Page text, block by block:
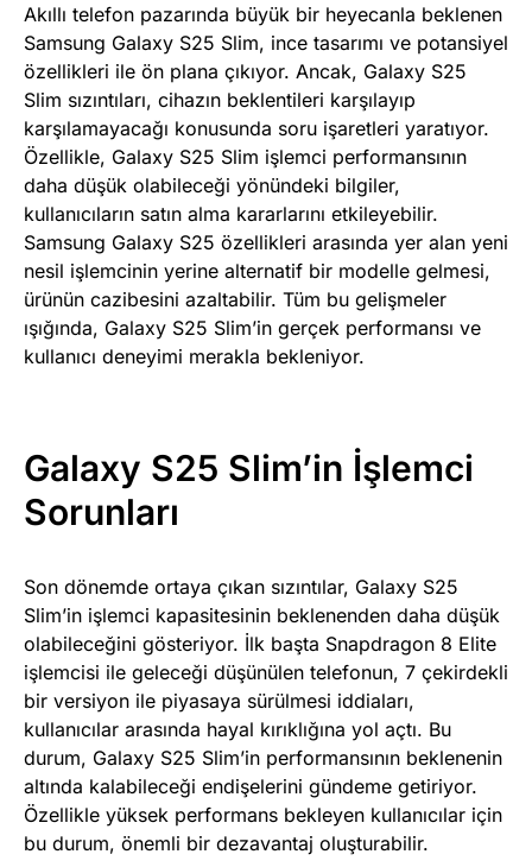
Akıllı telefon pazarında büyük bir heyecanla beklenen
Samsung Galaxy S25 Slim, ince tasarımı ve potansiyel
özellikleri ile ön plana çıkıyor. Ancak, Galaxy S25
Slim sızıntıları, cihazın beklentileri karşılayıp
karşılamayacağı konusunda soru işaretleri yaratıyor.
Özellikle, Galaxy S25 Slim işlemci performansının
daha düşük olabileceği yönündeki bilgiler,
kullanıcıların satın alma kararlarını etkileyebilir.
Samsung Galaxy S25 özellikleri arasında yer alan yeni
nesil işlemcinin yerine alternatif bir modelle gelmesi,
ürünün cazibesini azaltabilir. Tüm bu gelişmeler
ışığında, Galaxy S25 Slim’in gerçek performansı ve
kullanıcı deneyimi merakla bekleniyor.
Galaxy S25 Slim’in İşlemci
Sorunları
Son dönemde ortaya çıkan sızıntılar, Galaxy S25
Slim’in işlemci kapasitesinin beklenenden daha düşük
olabileceğini gösteriyor. İlk başta Snapdragon 8 Elite
işlemcisi ile geleceği düşünülen telefonun, 7 çekirdekli
bir versiyon ile piyasaya sürülmesi iddiaları,
kullanıcılar arasında hayal kırıklığına yol açtı. Bu
durum, Galaxy S25 Slim’in performansının beklenenin
altında kalabileceği endişelerini gündeme getiriyor.
Özellikle yüksek performans bekleyen kullanıcılar için
bu durum, önemli bir dezavantaj oluşturabilir.